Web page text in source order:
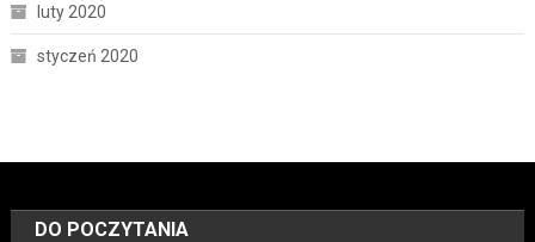
luty 2020
styczeń 2020
DO POCZYTANIA